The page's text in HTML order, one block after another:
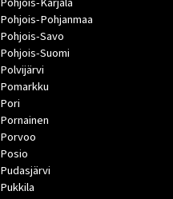
Pohjois-Pohjanmaa
Pohjois-Savo
Pohjois-Suomi
Polvijärvi
Pomarkku
Pori
Pornainen
Porvoo
Posio
Pudasjärvi
Pukkila